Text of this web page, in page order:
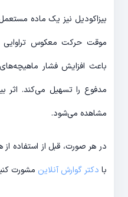
بیزاکودیل نیز یک ماده
موقت حرکت معکوس تراوایی
باعث افزایش فشار
مشاهده می‌شود.
در هر صورت، قبل از استفاده
با دکتر گوارش آنلاین مشورت